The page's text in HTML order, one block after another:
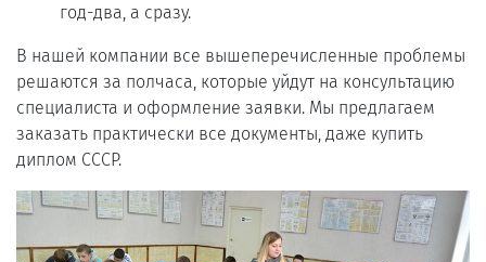
год-два, а сразу.
В нашей компании все вышеперечисленные проблемы
решаются за полчаса, которые уйдут на консультацию
специалиста и оформление заявки. Мы предлагаем
заказать практически все документы, даже купить
диплом СССР.